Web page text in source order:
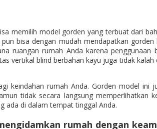
memilih model gorden yang terbuat dari
bisa dengan mudah mendapatkan
ruangan rumah Anda karena
vertikal blind berbahan kayu juga tidak
keindahan rumah Anda. Gorden model ini
tidak secara langsung memperlihatkan
ada di dalam tempat tinggal Anda.
rumah dengan